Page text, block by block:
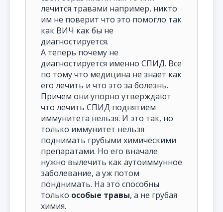
лечится травами например, никто
им не поверит что это помогло так
как ВИЧ как бы не
диагностируется.
А теперь почему не
диагностируется именно СПИД. Все
по тому что медицина не знает как
его лечить и что это за болезнь.
Причем они упорно утверждают
что лечить СПИД поднятием
иммунитета нельзя. И это так, но
только иммунитет нельзя
поднимать грубыми химическими
препаратами. Но его вначале
нужно вылечить как аутоиммунное
заболевание, а уж потом
понднимать. На это способны
только особые травы, а не грубая
химия.